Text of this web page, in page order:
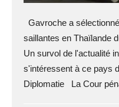
Gavroche a
saillantes en Thaïlande
Un survol de l'actualité
s'intéressent à ce pays
Diplomatie La Cour